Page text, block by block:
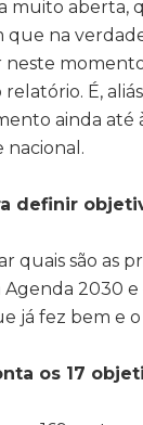
muito aberta,
que na
É,
ainda até
nacional.
definir
quais são as
2030
já fez bem e
os 17